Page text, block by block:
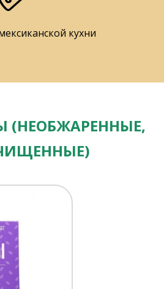
кухни
(НЕОБЖАРЕННЫЕ,